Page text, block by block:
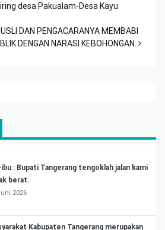
desa Pakualam-Desa Kayu
DAN PENGACARANYA MEMBABI
DENGAN NARASI KEBOHONGAN.
ibu : Bupati Tangerang tengoklah jalan kami
berat.
2026
Kabupaten Tangerang merupakan